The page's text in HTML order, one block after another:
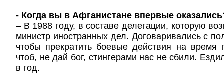
- Когда вы в Афганистане впервые
– В 1988 году, в составе делегации, которую
министр иностранных дел. Договаривались с
чтобы прекратить боевые действия на время
чтоб, не дай бог, стингерами нас не сбили.
в год.